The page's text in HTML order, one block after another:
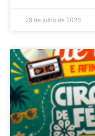
29 de julho de 2026